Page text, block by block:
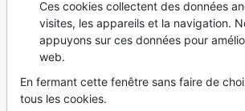
Filtrertune
Edification
Guérison,
Ces cookies collectent des données
visites, les appareils et la navigation.
appuyons sur ces données pour
web.
En fermant cette fenêtre sans faire de
tous les cookies.